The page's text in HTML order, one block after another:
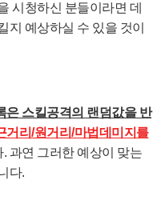
시청하신 분들이라면 데
지 예상하실 수 있을 것이
은 스킬공격의 랜덤값을 반
거리/원거리/마법데미지를
과연 그러한 예상이 맞는
다.